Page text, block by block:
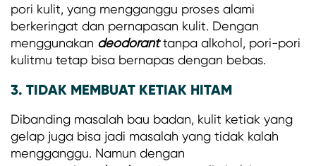
pori kulit, yang mengganggu proses alami
berkeringat dan pernapasan kulit. Dengan
menggunakan deodoranttanpa alkohol, pori-pori
kulitmu tetap bisa bernapas dengan bebas.
3. TIDAK MEMBUAT KETIAK HITAM
Dibanding masalah bau badan, kulit ketiak yang
gelap juga bisa jadi masalah yang tidak kalah
mengganggu. Namun dengan